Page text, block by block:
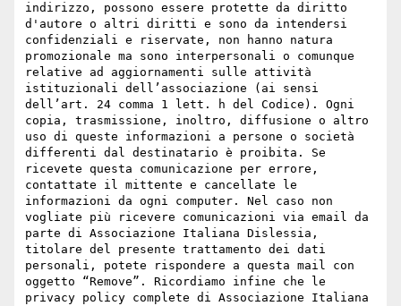
indirizzo, possono essere protette da diritto
d'autore o altri diritti e sono da intendersi
confidenziali e riservate, non hanno natura
promozionale ma sono interpersonali o comunque
relative ad aggiornamenti sulle attività
istituzionali dell’associazione (ai sensi
dell’art. 24 comma 1 lett. h del Codice). Ogni
copia, trasmissione, inoltro, diffusione o altro
uso di queste informazioni a persone o società
differenti dal destinatario è proibita. Se
ricevete questa comunicazione per errore,
contattate il mittente e cancellate le
informazioni da ogni computer. Nel caso non
vogliate più ricevere comunicazioni via email da
parte di Associazione Italiana Dislessia,
titolare del presente trattamento dei dati
personali, potete rispondere a questa mail con
oggetto “Remove”. Ricordiamo infine che le
privacy policy complete di Associazione Italiana